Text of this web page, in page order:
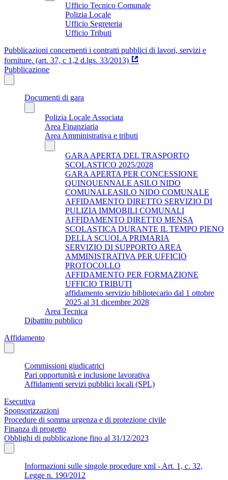
Ufficio Tecnico Comunale
Polizia Locale
Ufficio Segreteria
Ufficio Tributi
Pubblicazioni concernenti i contratti pubblici di lavori, servizi e
forniture. (art. 37, c 1,2 d.lgs. 33/2013)
Pubblicazione
Documenti di gara
Polizia Locale Associata
Area Finanziaria
Area Amministrativa e tributi
GARA APERTA DEL TRASPORTO
SCOLASTICO 2025/2028
GARA APERTA PER CONCESSIONE
QUINQUENNALE ASILO NIDO
COMUNALEASILO NIDO COMUNALE
AFFIDAMENTO DIRETTO SERVIZIO DI
PULIZIA IMMOBILI COMUNALI
AFFIDAMENTO DIRETTO MENSA
SCOLASTICA DURANTE IL TEMPO PIENO
DELLA SCUOLA PRIMARIA
SERVIZIO DI SUPPORTO AREA
AMMINISTRATIVA PER UFFICIO
PROTOCOLLO
AFFIDAMENTO PER FORMAZIONE
UFFICIO TRIBUTI
affidamento servizio bibliotecario dal 1 ottobre
2025 al 31 dicembre 2028
Area Tecnica
Dibattito pubblico
Affidamento
Commissioni giudicatrici
Pari opportunità e inclusione lavorativa
Affidamenti servizi pubblici locali (SPL)
Esecutiva
Sponsorizzazioni
Procedure di somma urgenza e di protezione civile
Finanza di progetto
Obblighi di pubblicazione fino al 31/12/2023
Informazioni sulle singole procedure xml - Art. 1, c. 32,
Legge n. 190/2012